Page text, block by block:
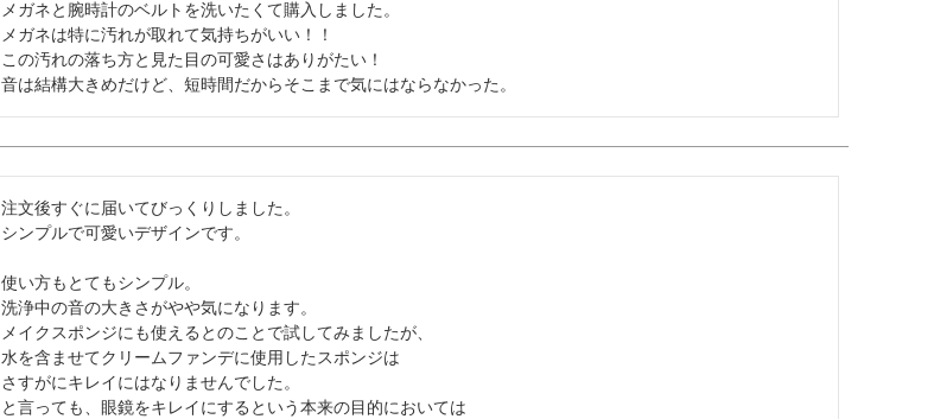
メガネと腕時計のベルトを洗いたくて購入しました。
メガネは特に汚れが取れて気持ちがいい！！
この汚れの落ち方と見た目の可愛さはありがたい！
音は結構大きめだけど、短時間だからそこまで気にはならなかった。
注文後すぐに届いてびっくりしました。
シンプルで可愛いデザインです。
使い方もとてもシンプル。
洗浄中の音の大きさがやや気になります。
メイクスポンジにも使えるとのことで試してみましたが、
水を含ませてクリームファンデに使用したスポンジは
さすがにキレイにはなりませんでした。
と言っても、眼鏡をキレイにするという本来の目的においては